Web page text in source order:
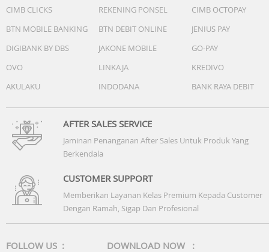
CIMB CLICKS
REKENING PONSEL
CIMB OCTOPAY
BTN MOBILE BANKING
BTN DEBIT ONLINE
JENIUS PAY
DIGIBANK BY DBS
JAKONE MOBILE
GO-PAY
OVO
LINKAJA
KREDIVO
AKULAKU
INDODANA BANK RAYA DEBIT
AFTER SALES SERVICE
Jaminan Penanganan After Sales Untuk Produk Yang
Berkendala
CUSTOMER SUPPORT
Memberikan Layanan Kelas Premium Kepada Customer
Dengan Ramah, Sigap Dan Profesional
FOLLOW US : DOWNLOAD NOW :